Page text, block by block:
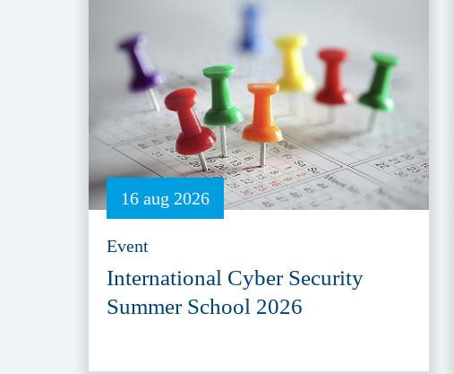
16 aug 2026
Event
International Cyber Security
Summer School 2026